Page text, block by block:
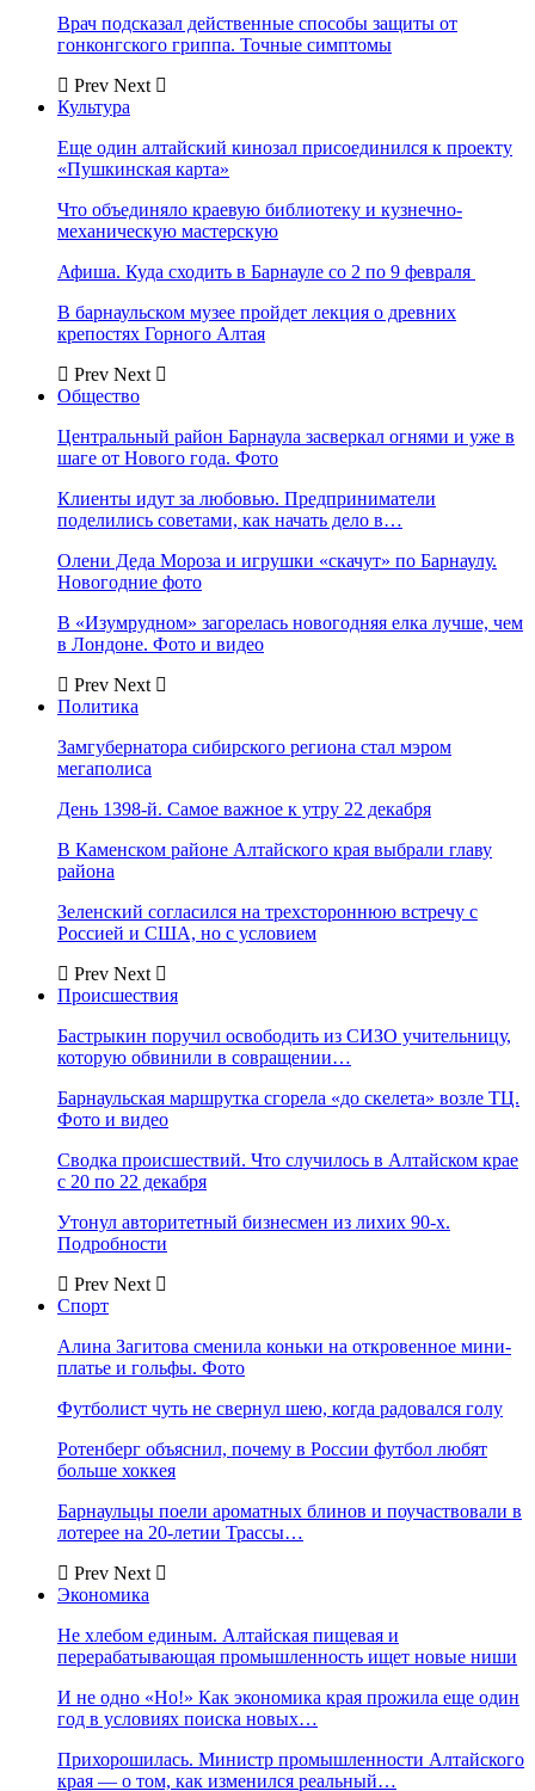
Врач подсказал действенные способы защиты от
гонконгского гриппа. Точные симптомы
Prev Next
Культура
Еще один алтайский кинозал присоединился к проекту
«Пушкинская карта»
Что объединяло краевую библиотеку и кузнечно-
механическую мастерскую
Афиша. Куда сходить в Барнауле со 2 по 9 февраля
В барнаульском музее пройдет лекция о древних
крепостях Горного Алтая
Prev Next
Общество
Центральный район Барнаула засверкал огнями и уже в
шаге от Нового года. Фото
Клиенты идут за любовью. Предприниматели
поделились советами, как начать дело в…
Олени Деда Мороза и игрушки «скачут» по Барнаулу.
Новогодние фото
В «Изумрудном» загорелась новогодняя елка лучше, чем
в Лондоне. Фото и видео
Prev Next
Политика
Замгубернатора сибирского региона стал мэром
мегаполиса
День 1398-й. Самое важное к утру 22 декабря
В Каменском районе Алтайского края выбрали главу
района
Зеленский согласился на трехстороннюю встречу с
Россией и США, но с условием
Prev Next
Происшествия
Бастрыкин поручил освободить из СИЗО учительницу,
которую обвинили в совращении…
Барнаульская маршрутка сгорела «до скелета» возле ТЦ.
Фото и видео
Сводка происшествий. Что случилось в Алтайском крае
с 20 по 22 декабря
Утонул авторитетный бизнесмен из лихих 90-х.
Подробности
Prev Next
Спорт
Алина Загитова сменила коньки на откровенное мини-
платье и гольфы. Фото
Футболист чуть не свернул шею, когда радовался голу
Ротенберг объяснил, почему в России футбол любят
больше хоккея
Барнаульцы поели ароматных блинов и поучаствовали в
лотерее на 20-летии Трассы…
Prev Next
Экономика
Не хлебом единым. Алтайская пищевая и
перерабатывающая промышленность ищет новые ниши
И не одно «Но!» Как экономика края прожила еще один
год в условиях поиска новых…
Прихорошилась. Министр промышленности Алтайского
края — о том, как изменился реальный…